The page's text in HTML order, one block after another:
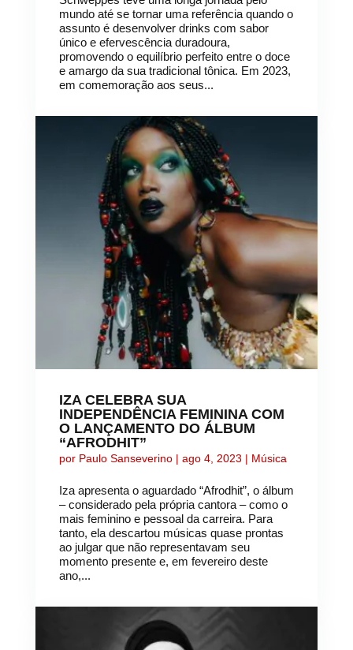
mundo até se tornar uma referência quando o
assunto é desenvolver drinks com sabor
único e efervescência duradoura,
promovendo o equilíbrio perfeito entre o doce
e amargo da sua tradicional tônica. Em 2023,
em comemoração aos seus...
IZA CELEBRA SUA
INDEPENDÊNCIA FEMININA COM
O LANÇAMENTO DO ÁLBUM
“AFRODHIT”
por Paulo Sanseverino| ago 4, 2023 | Música
Iza apresenta o aguardado “Afrodhit”, o álbum
– considerado pela própria cantora – como o
mais feminino e pessoal da carreira. Para
tanto, ela descartou músicas quase prontas
ao julgar que não representavam seu
momento presente e, em fevereiro deste
ano,...